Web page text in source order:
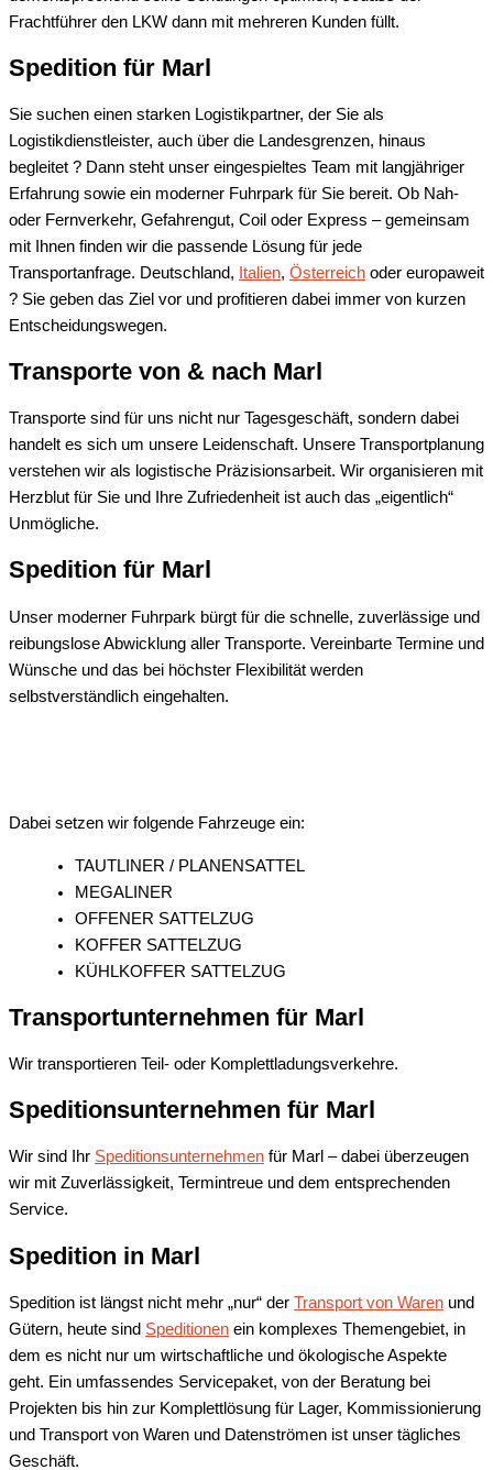
Frachtführer den LKW dann mit mehreren Kunden füllt.
Spedition für Marl
Sie suchen einen starken Logistikpartner, der Sie als
Logistikdienstleister, auch über die Landesgrenzen, hinaus
begleitet ? Dann steht unser eingespieltes Team mit langjähriger
Erfahrung sowie ein moderner Fuhrpark für Sie bereit. Ob Nah-
oder Fernverkehr, Gefahrengut, Coil oder Express – gemeinsam
mit Ihnen finden wir die passende Lösung für jede
Transportanfrage. Deutschland, Italien, Österreich oder europaweit
? Sie geben das Ziel vor und profitieren dabei immer von kurzen
Entscheidungswegen.
Transporte von & nach Marl
Transporte sind für uns nicht nur Tagesgeschäft, sondern dabei
handelt es sich um unsere Leidenschaft. Unsere Transportplanung
verstehen wir als logistische Präzisionsarbeit. Wir organisieren mit
Herzblut für Sie und Ihre Zufriedenheit ist auch das „eigentlich“
Unmögliche.
Spedition für Marl
Unser moderner Fuhrpark bürgt für die schnelle, zuverlässige und
reibungslose Abwicklung aller Transporte. Vereinbarte Termine und
Wünsche und das bei höchster Flexibilität werden
selbstverständlich eingehalten.
Dabei setzen wir folgende Fahrzeuge ein:
TAUTLINER / PLANENSATTEL
MEGALINER
OFFENER SATTELZUG
KOFFER SATTELZUG
KÜHLKOFFER SATTELZUG
Transportunternehmen für Marl
Wir transportieren Teil- oder Komplettladungsverkehre.
Speditionsunternehmen für Marl
Wir sind Ihr Speditionsunternehmen für Marl – dabei überzeugen
wir mit Zuverlässigkeit, Termintreue und dem entsprechenden
Service.
Spedition in Marl
Spedition ist längst nicht mehr „nur“ der Transport von Waren und
Gütern, heute sind Speditionen ein komplexes Themengebiet, in
dem es nicht nur um wirtschaftliche und ökologische Aspekte
geht. Ein umfassendes Servicepaket, von der Beratung bei
Projekten bis hin zur Komplettlösung für Lager, Kommissionierung
und Transport von Waren und Datenströmen ist unser tägliches
Geschäft.